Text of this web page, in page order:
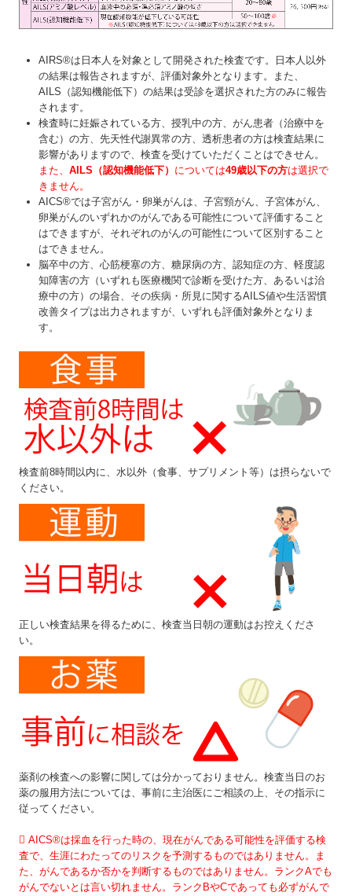
AIRS®は日本人を対象として開発された検査です。日本人以外
の結果は報告されますが、評価対象外となります。また、
AILS（認知機能低下）の結果は受診を選択された方のみに報告
されます。
検査時に妊娠されている方、授乳中の方、がん患者（治療中を
含む）の方、先天性代謝異常の方、透析患者の方は検査結果に
影響がありますので、検査を受けていただくことはできせん。
また、AILS（認知機能低下） については49歳以下の方は選択で
きません。
AICS®では子宮がん・卵巣がんは、子宮頸がん、子宮体がん、
卵巣がんのいずれかのがんである可能性について評価すること
はできますが、それぞれのがんの可能性について区別すること
はできません。
脳卒中の方、心筋梗塞の方、糖尿病の方、認知症の方、軽度認
知障害の方（いずれも医療機関で診断を受けた方、あるいは治
療中の方）の場合、その疾病・所見に関するAILS値や生活習慣
改善タイプは出力されますが、いずれも評価対象外となりま
す。
検査前8時間以内に、水以外（食事、サプリメント等）は摂らないで
ください。
正しい検査結果を得るために、検査当日朝の運動はお控えくださ
い。
薬剤の検査への影響に関しては分かっておりません。検査当日のお
薬の服用方法については、事前に主治医にご相談の上、その指示に
従ってください。
 AICS®は採⾎を⾏った時の、現在がんである可能性を評価する検
査で、生涯にわたってのリスクを予測するものではありません。ま
た、がんであるか否かを判断するものではありません。ランクAでも
がんでないとは⾔い切れません。ランクBやCであっても必ずがんで